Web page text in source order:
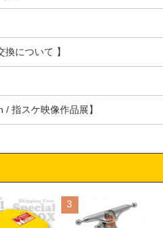
について 】
/ 指スケ映像作品展】
3